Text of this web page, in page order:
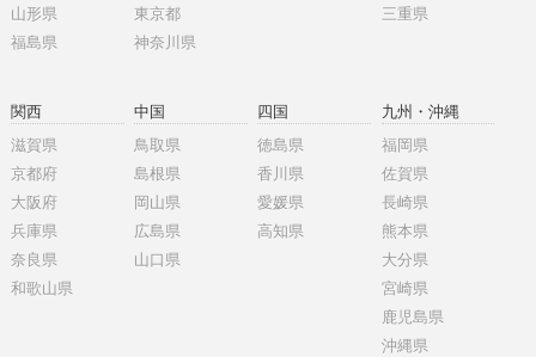
山形県
福島県
東京都
神奈川県
三重県
関西
滋賀県
京都府
大阪府
兵庫県
奈良県
和歌山県
中国
鳥取県
島根県
岡山県
広島県
山口県
四国
徳島県
香川県
愛媛県
高知県
九州・沖縄
福岡県
佐賀県
長崎県
熊本県
大分県
宮崎県
鹿児島県
沖縄県